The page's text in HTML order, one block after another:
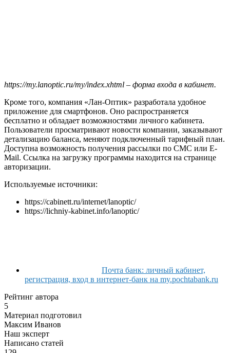
https://my.lanoptic.ru/my/index.xhtml – форма входа в кабинет.
Кроме того, компания «Лан-Оптик» разработала удобное
приложение для смартфонов. Оно распространяется
бесплатно и обладает возможностями личного кабинета.
Пользователи просматривают новости компании, заказывают
детализацию баланса, меняют подключенный тарифный план.
Доступна возможность получения рассылки по СМС или E-
Mail. Ссылка на загрузку программы находится на странице
авторизации.
Используемые источники:
https://cabinett.ru/internet/lanoptic/
https://lichniy-kabinet.info/lanoptic/
Почта банк: личный кабинет,
регистрация, вход в интернет-банк на my.pochtabank.ru
Рейтинг автора
5
Материал подготовил
Максим Иванов
Наш эксперт
Написано статей